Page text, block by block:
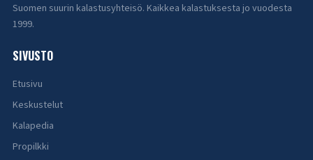
Suomen suurin kalastusyhteisö. Kaikkea kalastuksesta jo vuodesta
1999.
SIVUSTO
Etusivu
Keskustelut
Kalapedia
Propilkki